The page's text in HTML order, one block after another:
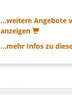
...weitere Angebote
anzeigen
...mehr Infos zu